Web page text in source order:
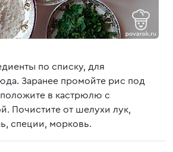
по списку, для
Заранее промойте рис под
в кастрюлю с
Почистите от шелухи лук,
специи, морковь.